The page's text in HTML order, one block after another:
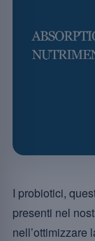
I probiotici,
presenti nel
nell’ottimizzare